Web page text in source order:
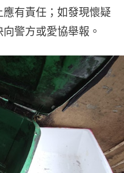
有責任；如發現懷疑
警方或愛協舉報。